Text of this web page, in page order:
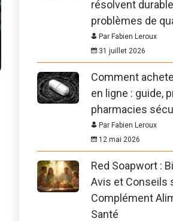
résolvent
problèmes de
Par Fabien Leroux
31 juillet 2026
Comment
en ligne : guide,
pharmacies
Par Fabien Leroux
12 mai 2026
Red Soapwort :
Avis et Conseils
Complément
Santé